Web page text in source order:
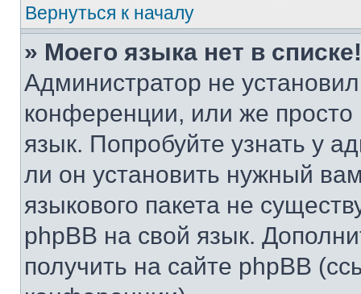
Вернуться к началу
» Моего языка нет в списке!
Администратор не
конференции, или же
язык. Попробуйте узнать у
ли он установить нужный
языкового пакета не
phpBB на свой язык.
получить на сайте phpBB